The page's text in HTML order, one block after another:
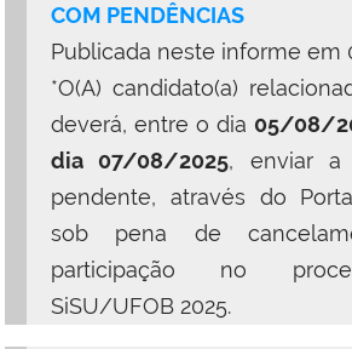
COM PENDÊNCIAS
Publicada neste informe em
*O(A) candidato(a)
deverá, entre o dia 05/08/
dia 07/08/2025, enviar a
pendente, através do
sob pena de
participação no
SiSU/UFOB 2025.